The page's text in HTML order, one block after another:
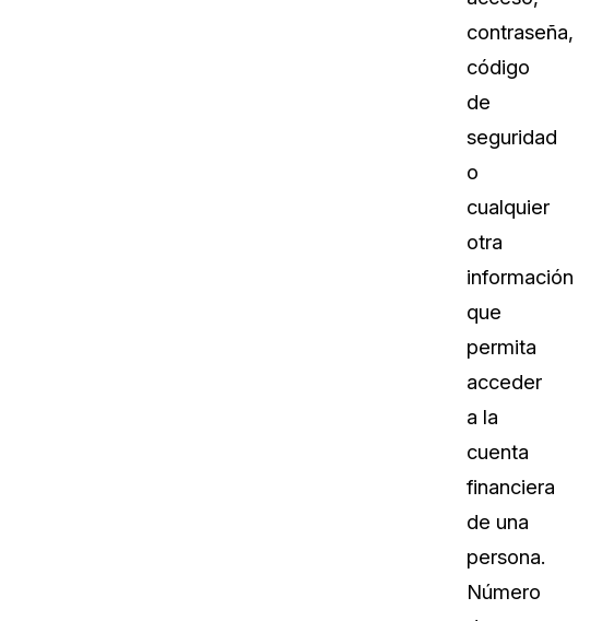
contraseña,
código
de
seguridad
o
cualquier
otra
información
que
permita
acceder
a la
cuenta
financiera
de una
persona.
Número